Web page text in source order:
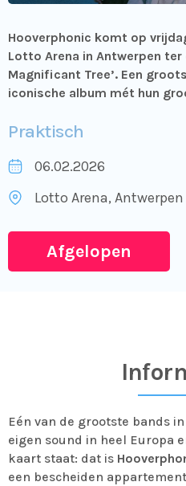
Hooverphonic komt op
Lotto Arena in Antwerpen ter
Magnificant Tree’. Een
iconische album mét hun
Praktisch
06.02.2026
Lotto Arena, Antwerpen
Afgelopen
Eén van de grootste bands
eigen sound in heel Europa
kaart staat: dat is
een bescheiden